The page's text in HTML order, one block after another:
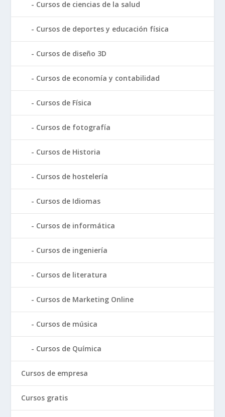
Cursos de ciencias de la salud
Cursos de deportes y educación física
Cursos de diseño 3D
Cursos de economía y contabilidad
Cursos de Física
Cursos de fotografía
Cursos de Historia
Cursos de hostelería
Cursos de Idiomas
Cursos de informática
Cursos de ingeniería
Cursos de literatura
Cursos de Marketing Online
Cursos de música
Cursos de Química
Cursos de empresa
Cursos gratis